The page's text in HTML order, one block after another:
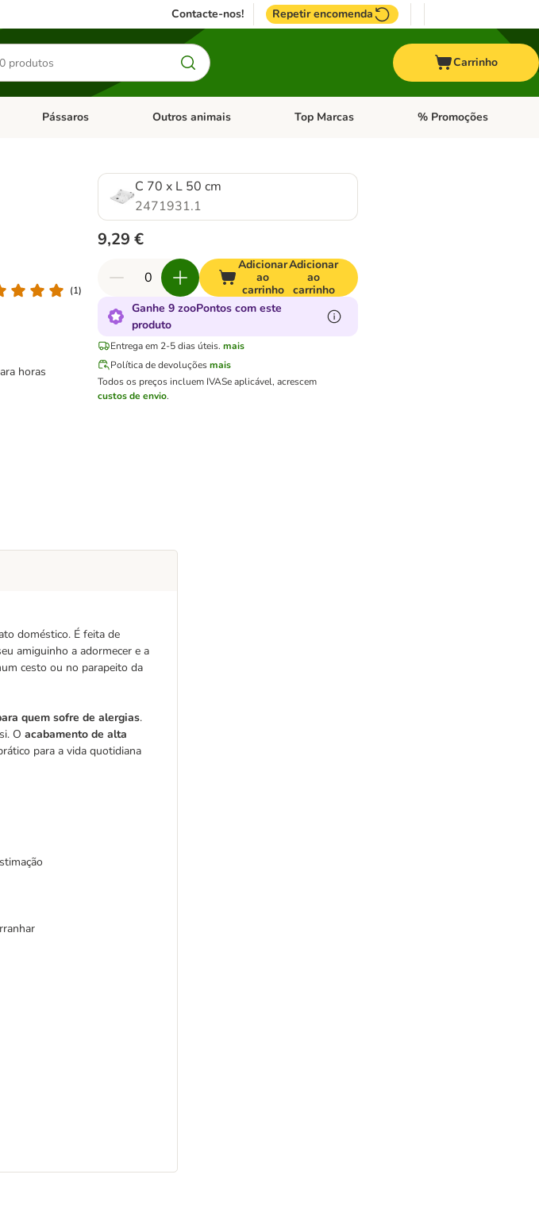
Contacte-nos! Repetir encomenda
Carrinho
Antiparasitários
Abrir menu de categoria: Roedores
Pássaros Abrir menu de categoria: Pássaros
Outros animais Abrir menu de categoria: Outros animais
Top Marcas Abrir menu de categoria:
% Promoções
(1)
horas
C 70 x L 50 cm
2471931.1
9,29 €
Adicionar
ao
carrinho
Adicionar
ao
carrinho
Ganhe 9 zooPontos com este
produto
Entrega em 2-5 dias úteis. mais
Política de devoluções mais
Todos os preços incluem IVASe aplicável, acrescem
custos de envio.
doméstico. É feita de
amiguinho a adormecer e a
cesto ou no parapeito da
quem sofre de alergias.
O acabamento de alta
para a vida quotidiana